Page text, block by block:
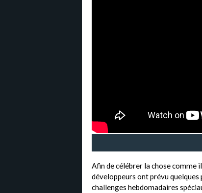
Afin de célébrer la chose comme
développeurs ont prévu quelques
challenges hebdomadaires